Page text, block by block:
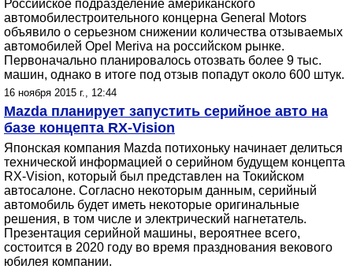
Российское подразделение американского
автомобилестроительного концерна General Motors
объявило о серьезном снижении количества отзываемых
автомобилей Opel Meriva на российском рынке.
Первоначально планировалось отозвать более 9 тыс.
машин, однако в итоге под отзыв попадут около 600 штук.
16 ноября 2015 г., 12:44
Mazda планирует запустить серийное авто на
базе концепта RX-Vision
Японская компания Mazda потихоньку начинает делиться
технической информацией о серийном будущем концепта
RX-Vision, который был представлен на Токийском
автосалоне. Согласно некоторым данным, серийный
автомобиль будет иметь некоторые оригинальные
решения, в том числе и электрический нагнетатель.
Презентация серийной машины, вероятнее всего,
состоится в 2020 году во время празднования векового
юбилея компании.